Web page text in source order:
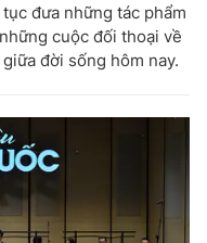
đưa những tác phẩm
cuộc đối thoại về
đời sống hôm nay.